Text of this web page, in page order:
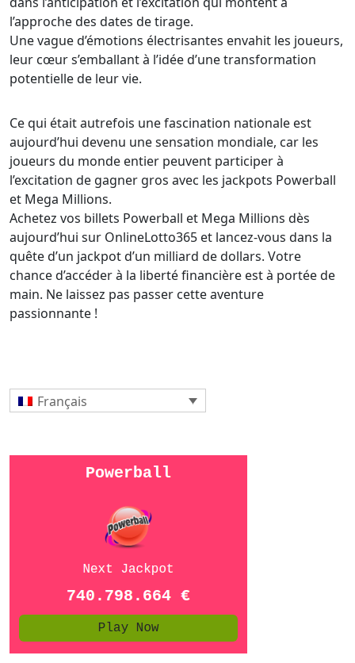
l’approche des dates de tirage.
Une vague d’émotions électrisantes envahit les joueurs,
leur cœur s’emballant à l’idée d’une transformation
potentielle de leur vie.
Ce qui était autrefois une fascination nationale est
aujourd’hui devenu une sensation mondiale, car les
joueurs du monde entier peuvent participer à
l’excitation de gagner gros avec les jackpots Powerball
et Mega Millions.
Achetez vos billets Powerball et Mega Millions dès
aujourd’hui sur OnlineLotto365 et lancez-vous dans la
quête d’un jackpot d’un milliard de dollars. Votre
chance d’accéder à la liberté financière est à portée de
main. Ne laissez pas passer cette aventure
passionnante !
Français